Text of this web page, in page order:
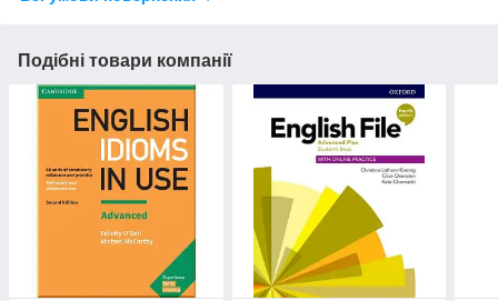
Подібні товари компанії